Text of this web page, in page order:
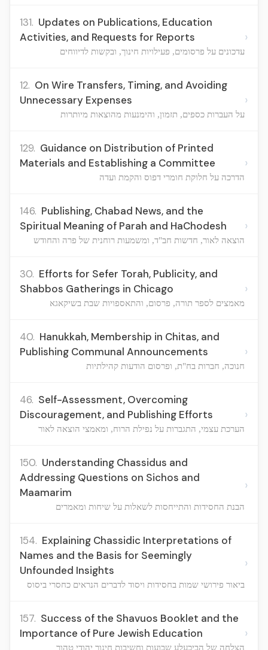
131. Updates on Publications, Education
Activities, and Requests for Reports
עדכונים על פרסומים, פעילויות חינוך, ובקשות לדיווחים
›
12. On Wire Transfers, Timing, and Avoiding
Unnecessary Expenses
על העברות כספים, תזמון, והימנעות מהוצאות מיותרות
›
129. Guidance on Distribution of Printed
Materials and Establishing a Committee
הדרכה על חלוקת חומרי דפוס והקמת ועדה
›
146. Publishing, Chabad News, and the
Spiritual Meaning of Parah and HaChodesh
הוצאה לאור, חדשות חב"ד, ומשמעות רוחנית של פרה והחודש
›
30. Efforts for Sefer Torah, Publicity, and
Shabbos Gatherings in Chicago
מאמצים לספר תורה, פרסום, והתאספויות שבת בשיקאגא
›
40. Hanukkah, Membership in Chitas, and
Publishing Communal Announcements
חנוכה, חברות בח"ת, ופרסום הודעות קהילתיות
›
46. Self-Assessment, Overcoming
Discouragement, and Publishing Efforts
הערכת עצמי, התגברות על נפילת הרוח, ומאמצי הוצאה לאור
›
150. Understanding Chassidus and
Addressing Questions on Sichos and
Maamarim
הבנת החסידות והתייחסות לשאלות על שיחות ומאמרים
›
154. Explaining Chassidic Interpretations of
Names and the Basis for Seemingly
Unfounded Insights
ביאור פירושי שמות בחסידות ויסוד לדברים הנראים כחסרי ביסוס
›
157. Success of the Shavuos Booklet and the
Importance of Pure Jewish Education
הצלחה של הביכעלע שבועות וחשיבות חינוך יהודי טהור
›